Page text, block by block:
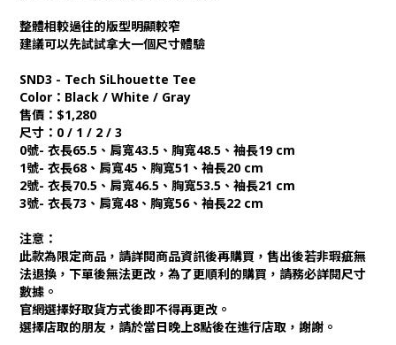
整體相較過往的版型明顯較窄
建議可以先試試拿大一個尺寸體驗
SND3 - Tech SiLhouette Tee
Color：Black / White / Gray
售價：$1,280
尺寸：0 / 1 / 2 / 3
0號- 衣長65.5、肩寬43.5、胸寬48.5、袖長19 cm
1號- 衣長68、肩寬45、胸寬51、袖長20 cm
2號- 衣長70.5、肩寬46.5、胸寬53.5、袖長21 cm
3號- 衣長73、肩寬48、胸寬56、袖長22 cm
注意：
此款為限定商品，請詳閱商品資訊後再購買，售出後若非瑕疵無
法退換，下單後無法更改，為了更順利的購買，請務必詳閱尺寸
數據。
官網選擇好取貨方式後即不得再更改。
選擇店取的朋友，請於當日晚上8點後在進行店取，謝謝。